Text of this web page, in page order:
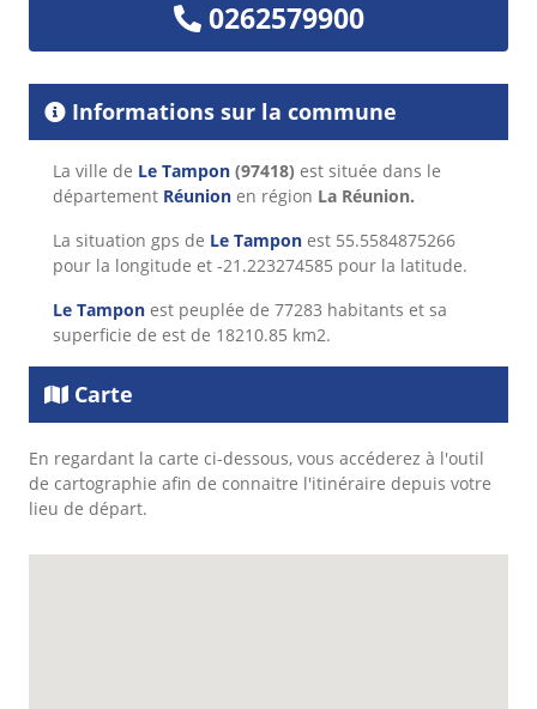
0262579900
Informations sur la commune
La ville de Le Tampon (97418) est située dans le
département Réunion en région La Réunion.
La situation gps de Le Tampon est 55.5584875266
pour la longitude et -21.223274585 pour la latitude.
Le Tampon est peuplée de 77283 habitants et sa
superficie de est de 18210.85 km2.
Carte
En regardant la carte ci-dessous, vous accéderez à l'outil
de cartographie afin de connaitre l'itinéraire depuis votre
lieu de départ.